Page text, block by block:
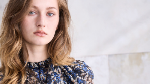
後，可選擇「超商條碼／台灣大直營門市／銀行轉
MONEY」等通路繳費。
大股份有限公司」（以下簡稱本公司）所提供，讓
本服務購買商品或服務，並由商店將買賣／分期付款
後，依約使用本公司帳單繳交帳款。
哥付你分期」之契約關係目的，商店將以您的個人
地址）提供予台灣大哥大進項蒐集、處理及利用，
含以上)免運費
含以上)免運費